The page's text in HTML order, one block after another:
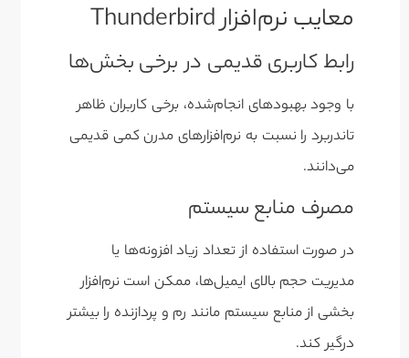
معایب نرم‌افزار Thunderbird
رابط کاربری قدیمی در برخی بخش‌ها
با وجود بهبودهای انجام‌شده، برخی کاربران ظاهر
تاندربرد را نسبت به نرم‌افزارهای مدرن کمی قدیمی
می‌دانند.
مصرف منابع سیستم
در صورت استفاده از تعداد زیاد افزونه‌ها یا
مدیریت حجم بالای ایمیل‌ها، ممکن است نرم‌افزار
بخشی از منابع سیستم مانند رم و پردازنده را بیشتر
درگیر کند.